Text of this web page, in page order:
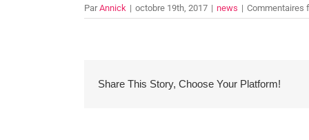
ParAnnick | octobre 19th, 2017 | news | Commentaires
Share This Story, Choose Your Platform!